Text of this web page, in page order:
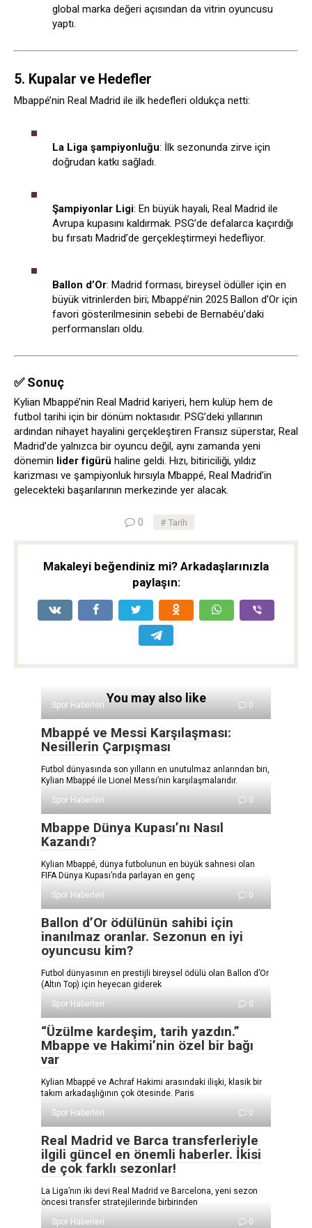
global marka değeri açısından da vitrin oyuncusu
yaptı.
5. Kupalar ve Hedefler
Mbappé’nin Real Madrid ile ilk hedefleri oldukça netti:
La Liga şampiyonluğu: İlk sezonunda zirve için
doğrudan katkı sağladı.
Şampiyonlar Ligi: En büyük hayali, Real Madrid ile
Avrupa kupasını kaldırmak. PSG’de defalarca kaçırdığı
bu fırsatı Madrid’de gerçekleştirmeyi hedefliyor.
Ballon d’Or: Madrid forması, bireysel ödüller için en
büyük vitrinlerden biri; Mbappé’nin 2025 Ballon d’Or için
favori gösterilmesinin sebebi de Bernabéu’daki
performansları oldu.
✅ Sonuç
Kylian Mbappé’nin Real Madrid kariyeri, hem kulüp hem de
futbol tarihi için bir dönüm noktasıdır. PSG’deki yıllarının
ardından nihayet hayalini gerçekleştiren Fransız süperstar, Real
Madrid’de yalnızca bir oyuncu değil, aynı zamanda yeni
dönemin lider figürü haline geldi. Hızı, bitiriciliği, yıldız
karizması ve şampiyonluk hırsıyla Mbappé, Real Madrid’in
gelecekteki başarılarının merkezinde yer alacak.
0 Tarih
Makaleyi beğendiniz mi? Arkadaşlarınızla
paylaşın:
You may also like
Spor Haberleri 0
Mbappé ve Messi Karşılaşması:
Nesillerin Çarpışması
Futbol dünyasında son yılların en unutulmaz anlarından biri,
Kylian Mbappé ile Lionel Messi’nin karşılaşmalarıdır.
Spor Haberleri
0
Mbappe Dünya Kupası’nı Nasıl
Kazandı?
Kylian Mbappé, dünya futbolunun en büyük sahnesi olan
FIFA Dünya Kupası’nda parlayan en genç
Spor Haberleri
0
Ballon d’Or ödülünün sahibi için
inanılmaz oranlar. Sezonun en iyi
oyuncusu kim?
Futbol dünyasının en prestijli bireysel ödülü olan Ballon d’Or
(Altın Top) için heyecan giderek
Spor Haberleri
0
“Üzülme kardeşim, tarih yazdın.”
Mbappe ve Hakimi’nin özel bir bağı
var
Kylian Mbappé ve Achraf Hakimi arasındaki ilişki, klasik bir
takım arkadaşlığının çok ötesinde. Paris
Spor Haberleri
0
Real Madrid ve Barca transferleriyle
ilgili güncel en önemli haberler. İkisi
de çok farklı sezonlar!
La Liga’nın iki devi Real Madrid ve Barcelona, yeni sezon
öncesi transfer stratejilerinde birbirinden
Spor Haberleri
0